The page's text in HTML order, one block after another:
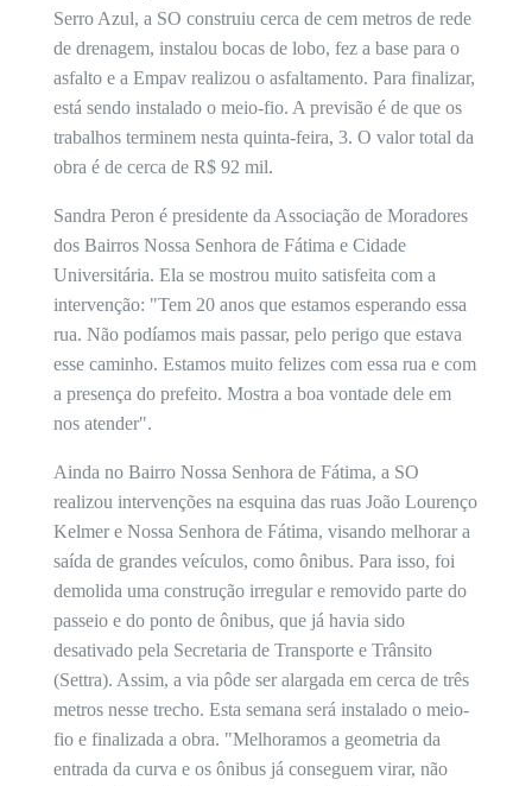
Serro Azul, a SO construiu cerca de cem metros de rede
de drenagem, instalou bocas de lobo, fez a base para o
asfalto e a Empav realizou o asfaltamento. Para finalizar,
está sendo instalado o meio-fio. A previsão é de que os
trabalhos terminem nesta quinta-feira, 3. O valor total da
obra é de cerca de R$ 92 mil.
Sandra Peron é presidente da Associação de Moradores
dos Bairros Nossa Senhora de Fátima e Cidade
Universitária. Ela se mostrou muito satisfeita com a
intervenção: "Tem 20 anos que estamos esperando essa
rua. Não podíamos mais passar, pelo perigo que estava
esse caminho. Estamos muito felizes com essa rua e com
a presença do prefeito. Mostra a boa vontade dele em
nos atender".
Ainda no Bairro Nossa Senhora de Fátima, a SO
realizou intervenções na esquina das ruas João Lourenço
Kelmer e Nossa Senhora de Fátima, visando melhorar a
saída de grandes veículos, como ônibus. Para isso, foi
demolida uma construção irregular e removido parte do
passeio e do ponto de ônibus, que já havia sido
desativado pela Secretaria de Transporte e Trânsito
(Settra). Assim, a via pôde ser alargada em cerca de três
metros nesse trecho. Esta semana será instalado o meio-
fio e finalizada a obra. "Melhoramos a geometria da
entrada da curva e os ônibus já conseguem virar, não